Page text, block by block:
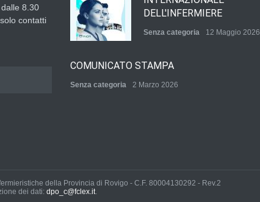
8.30
contatti
DELL'INFERMIERE
Senza categoria 12 Maggio 2026
COMUNICATO STAMPA
Senza categoria 2 Marzo 2026
BANDO DI AVVISO
della Provincia di Rovigo - C.F. 80004130292 - Rev.2
dei dati: dpo_c@fclex.it.